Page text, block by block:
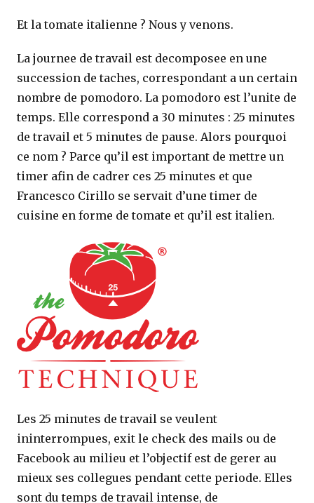
Et la tomate italienne ? Nous y venons.
La journee de travail est decomposee en une
succession de taches, correspondant a un certain
nombre de pomodoro. La pomodoro est l’unite de
temps. Elle correspond a 30 minutes : 25 minutes
de travail et 5 minutes de pause. Alors pourquoi
ce nom ? Parce qu’il est important de mettre un
timer afin de cadrer ces 25 minutes et que
Francesco Cirillo se servait d’une timer de
cuisine en forme de tomate et qu’il est italien.
Les 25 minutes de travail se veulent
ininterrompues, exit le check des mails ou de
Facebook au milieu et l’objectif est de gerer au
mieux ses collegues pendant cette periode. Elles
sont du temps de travail intense, de